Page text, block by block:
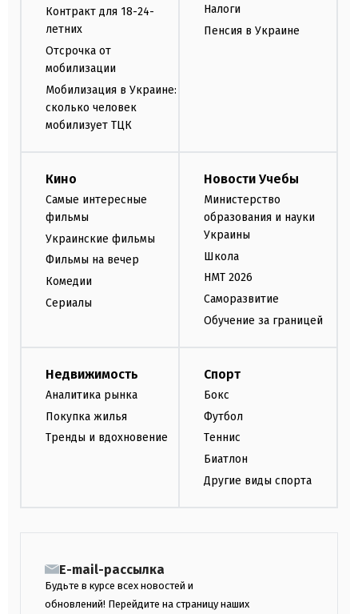
Контракт для 18-24-
летних
Отсрочка от
мобилизации
Мобилизация в Украине:
сколько человек
мобилизует ТЦК
Налоги
Пенсия в Украине
Кино
Самые интересные
фильмы
Украинские фильмы
Фильмы на вечер
Комедии
Сериалы
Новости Учебы
Министерство
образования и науки
Украины
Школа
НМТ 2026
Саморазвитие
Обучение за границей
Недвижимость
Аналитика рынка
Покупка жилья
Тренды и вдохновение
Спорт
Бокс
Футбол
Теннис
Биатлон
Другие виды спорта
E-mail-рассылка
Будьте в курсе всех новостей и
обновлений! Перейдите на страницу наших